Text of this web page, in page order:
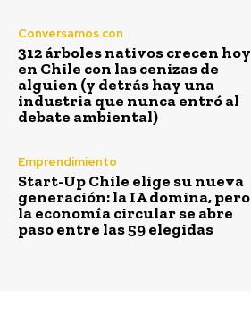
Conversamos con
312 árboles nativos crecen hoy
en Chile con las cenizas de
alguien (y detrás hay una
industria que nunca entró al
debate ambiental)
Emprendimiento
Start-Up Chile elige su nueva
generación: la IA domina, pero
la economía circular se abre
paso entre las 59 elegidas